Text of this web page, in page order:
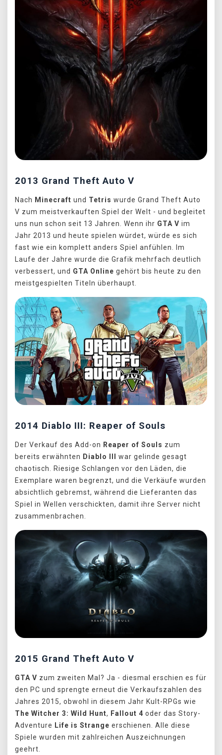
2013 Grand Theft Auto V
Nach Minecraft und Tetris wurde Grand Theft Auto
V zum meistverkauften Spiel der Welt - und begleitet
uns nun schon seit 13 Jahren. Wenn ihr GTA V im
Jahr 2013 und heute spielen würdet, würde es sich
fast wie ein komplett anders Spiel anfühlen. Im
Laufe der Jahre wurde die Grafik mehrfach deutlich
verbessert, und GTA Online gehört bis heute zu den
meistgespielten Titeln überhaupt.
2014 Diablo III: Reaper of Souls
Der Verkauf des Add-on Reaper of Souls zum
bereits erwähnten Diablo III
war gelinde gesagt
chaotisch. Riesige Schlangen vor den Läden, die
Exemplare waren begrenzt, und die Verkäufe wurden
absichtlich gebremst, während die Lieferanten das
Spiel in Wellen verschickten, damit ihre Server nicht
zusammenbrachen.
2015 Grand Theft Auto V
GTA V zum zweiten Mal? Ja - diesmal erschien es für
den PC und sprengte erneut die Verkaufszahlen des
Jahres 2015, obwohl in diesem Jahr Kult-RPGs wie
The Witcher 3: Wild Hunt, Fallout 4 oder das Story-
Adventure Life is Strange erschienen. Alle diese
Spiele wurden mit zahlreichen Auszeichnungen
geehrt.